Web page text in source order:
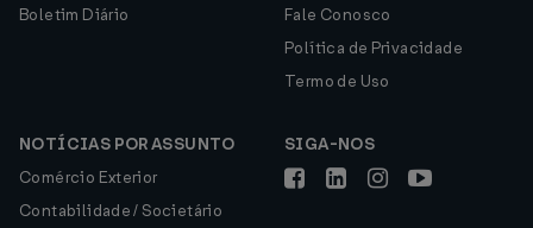
Boletim Diário
Fale Conosco
Política de Privacidade
Termo de Uso
NOTÍCIAS POR ASSUNTO
Comércio Exterior
Contabilidade / Societário
SIGA-NOS